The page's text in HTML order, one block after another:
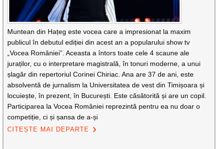
Muntean din Hațeg este vocea care a impresionat la maxim
publicul în debutul ediției din acest an a popularului show tv
„Vocea României”. Aceasta a întors toate cele 4 scaune ale
juraților, cu o interpretare magistrală, în tonuri moderne, a unui
șlagăr din repertoriul Corinei Chiriac. Ana are 37 de ani, este
absolventă de jurnalism la Universitatea de vest din Timișoara și
locuiește, în prezent, în București. Este căsătorită și are un copil.
Participarea la Vocea României reprezintă pentru ea nu doar o
competiție, ci și șansa de a-și
CITEȘTE MAI DEPARTE